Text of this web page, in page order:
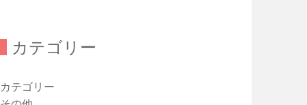
カテゴリー
カテゴリー